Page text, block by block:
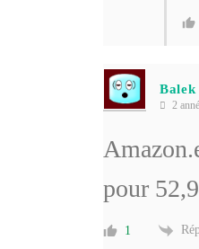
Balek
2
pour
1